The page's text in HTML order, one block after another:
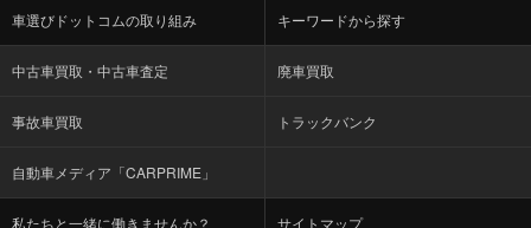
車選びドットコムの取り組み キーワードから探す
中古車買取・中古車査定 廃車買取
事故車買取 トラックバンク
自動車メディア「CARPRIME」
私たちと一緒に働きませんか？ サイトマップ